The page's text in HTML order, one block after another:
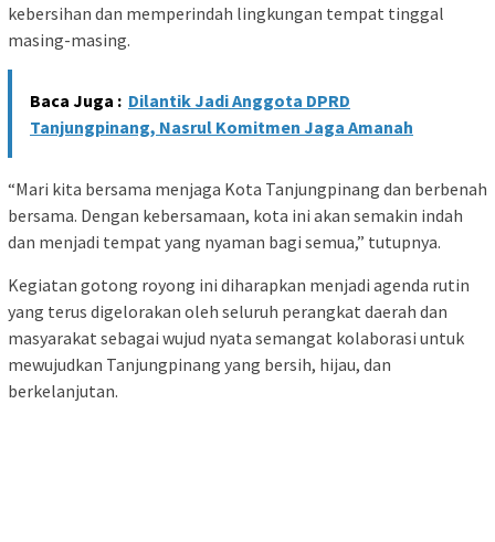
kebersihan dan memperindah lingkungan tempat tinggal
masing-masing.
Baca Juga : Dilantik Jadi Anggota DPRD
Tanjungpinang, Nasrul Komitmen Jaga Amanah
“Mari kita bersama menjaga Kota Tanjungpinang dan berbenah
bersama. Dengan kebersamaan, kota ini akan semakin indah
dan menjadi tempat yang nyaman bagi semua,” tutupnya.
Kegiatan gotong royong ini diharapkan menjadi agenda rutin
yang terus digelorakan oleh seluruh perangkat daerah dan
masyarakat sebagai wujud nyata semangat kolaborasi untuk
mewujudkan Tanjungpinang yang bersih, hijau, dan
berkelanjutan.